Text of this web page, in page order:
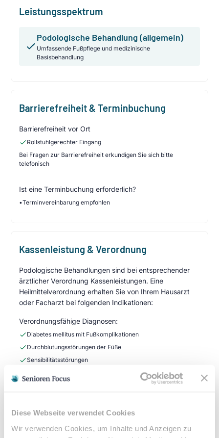
Diese Webseite verwendet Cookies
Wir verwenden Cookies, um Inhalte und Anzeigen zu
Leistungsspektrum
Podologische Behandlung (allgemein)
Umfassende Fußpflege und medizinische
Basisbehandlung
Barrierefreiheit & Terminbuchung
Barrierefreiheit vor Ort
Rollstuhlgerechter Eingang
Bei Fragen zur Barrierefreiheit erkundigen Sie sich bitte
telefonisch
Ist eine Terminbuchung erforderlich?
•Terminvereinbarung empfohlen
Kassenleistung & Verordnung
Podologische Behandlungen sind bei entsprechender
ärztlicher Verordnung Kassenleistungen. Eine
Heilmittelverordnung erhalten Sie von Ihrem Hausarzt
oder Facharzt bei folgenden Indikationen:
Verordnungsfähige Diagnosen:
Diabetes mellitus mit Fußkomplikationen
Durchblutungsstörungen der Füße
Sensibilitätsstörungen
•10% Zuzahlung pro Behandlung (mind. 5€, max. 10€)